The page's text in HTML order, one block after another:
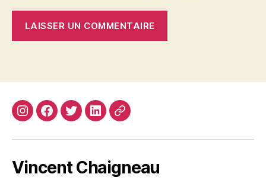
InstagramFacebook
TwitterLinkedin
Site
Vincent Chaigneau